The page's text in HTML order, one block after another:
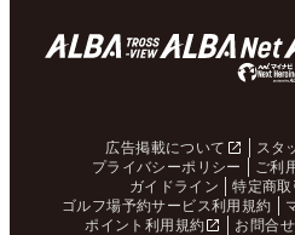
広告掲載について スタ
プライバシーポリシー
ご利
ガイドライン
特定商
ゴルフ場予約サービス利用規約
ポイント利用規約
お問合せ